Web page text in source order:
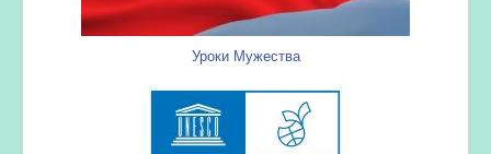
Уроки Мужества